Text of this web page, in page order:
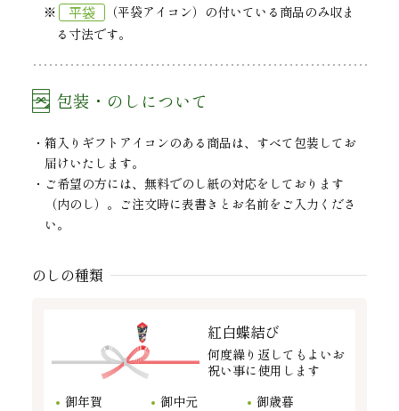
※ 平袋
（平袋アイコン）の付いている商品のみ収ま
る寸法です。
包装・のしについて
箱入りギフトアイコンのある商品は、すべて包装してお
届けいたします。
ご希望の方には、無料でのし紙の対応をしております
（内のし）。ご注文時に表書きとお名前をご入力くださ
い。
のしの種類
紅白蝶結び
何度繰り返してもよいお
祝い事に使用します
御年賀
御中元
御歳暮